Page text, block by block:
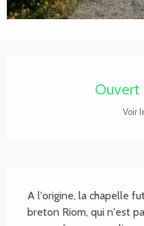
Ouvert
Voir
A l'origine, la chapelle
breton Riom, qui n'est